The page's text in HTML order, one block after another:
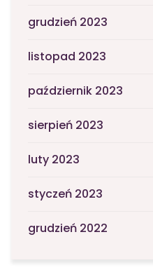
grudzień 2023
listopad 2023
październik 2023
sierpień 2023
luty 2023
styczeń 2023
grudzień 2022